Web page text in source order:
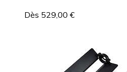
Dès 529,00 €